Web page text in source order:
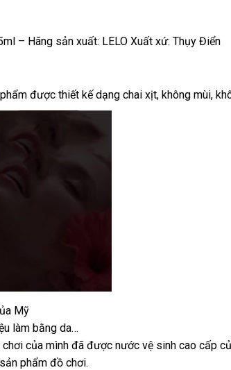
– Hãng sản xuất: LELO Xuất xứ: Thụy Điển
tham
khảo
được thiết kế dạng chai xịtonline
, không mùisiêu
,
Mỹ
làm bằng da…
chơi to
của mình giao
hàng
đã đắt
nhất
được nước vệ sinh cao cấp
phẩm đồ chơi.